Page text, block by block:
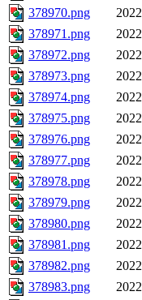
378970.png
378971.png
378972.png
378973.png
378974.png
378975.png
378976.png
378977.png
378978.png
378979.png
378980.png
378981.png
378982.png
378983.png